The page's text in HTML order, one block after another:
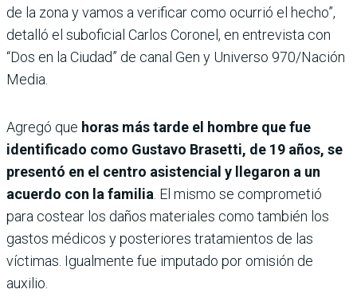
de la zona y vamos a verificar como ocurrió el hecho”,
detalló el suboficial Carlos Coronel, en entrevista con
“Dos en la Ciudad” de canal Gen y Universo 970/Nación
Media.
Agregó que horas más tarde el hombre que fue
identificado como Gustavo Brasetti, de 19 años, se
presentó en el centro asistencial y llegaron a un
acuerdo con la familia. El mismo se comprometió
para costear los daños materiales como también los
gastos médicos y posteriores tratamientos de las
víctimas. Igualmente fue imputado por omisión de
auxilio.